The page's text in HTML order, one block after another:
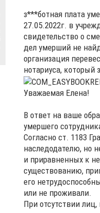
з***ботная плата
27.05.2022г. в
свидетельство о
дел умерший не
организация
нотариуса,
Уважаемая Елена!
В ответ на ваше
умершего
Согласно ст. 1183
наследодателю, но
и приравненных к
существованию,
его
или не проживали.
При отсутствии